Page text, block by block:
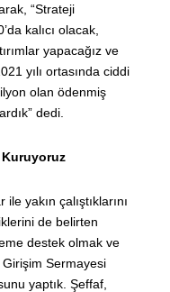
“Strateji
kalıcı olacak,
yapacağız ve
yılı ortasında ciddi
olan ödenmiş
dedi.
Kuruyoruz
yakın çalıştıklarını
de belirten
destek olmak ve
Sermayesi
yaptık. Şeffaf,